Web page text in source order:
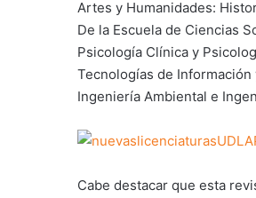
Artes y Humanidades:
De la Escuela de Ciencias
Psicología Clínica y
Tecnologías de
Ingeniería Ambiental e
Cabe destacar que esta